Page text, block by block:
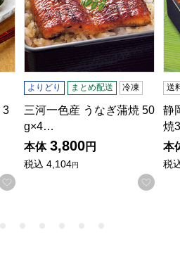
3
お気に入りに登録する
よりどり まとめ配送 冷凍
三河一色産 うなぎ蒲焼 50
g×4…
本体 3,800円
税込 4,104円
お気
送
静
焼
本
税